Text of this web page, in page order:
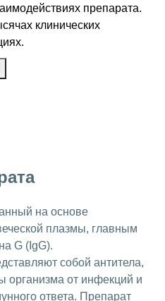
препарата.
клинических
на основе
плазмы, главным
G (IgG).
собой антитела,
организма от инфекций и
ответа. Препарат